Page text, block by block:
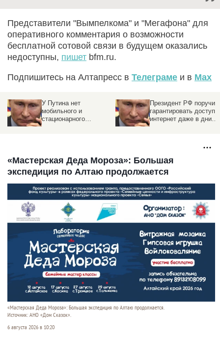
Представители "Вымпелкома" и "Мегафона" для
оперативного комментария о возможности
бесплатной сотовой связи в будущем оказались
недоступны, пишет bfm.ru.
Подпишитесь на Алтапресс в Телеграме и в Max
У Путина нет
мобильного и
стационарного
Президент РФ поручил
гарантировать доступ в
интернет даже в дни
«Мастерская Деда Мороза»: Большая
экспедиция по Алтаю продолжается
«Мастерская Деда Мороза»: Большая экспедиция по Алтаю продолжается.
Источник: АНО «Дом Сказок».
6 августа 2026 в 10:20